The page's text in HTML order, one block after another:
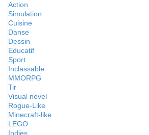
Action
Simulation
Cuisine
Danse
Dessin
Educatif
Sport
Inclassable
MMORPG
Tir
Visual novel
Rogue-Like
Minecraft-like
LEGO
Indies